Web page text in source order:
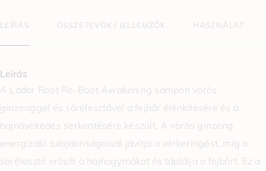
LEÍRÁS ÖSSZETEVŐK / JELLEMZŐK HASZNÁLAT
Leírás
A Lador Root Re-Boot Awakening sampon vörös
ginzenggel és sörélesztővel a fejbőr élénkítésére és a
hajnövekedés serkentésére készült. A vörös ginzeng
energizáló tulajdonságaival javítja a vérkeringést, míg a
sörélesztő erősíti a hajhagymákat és táplálja a fejbőrt. Ez a